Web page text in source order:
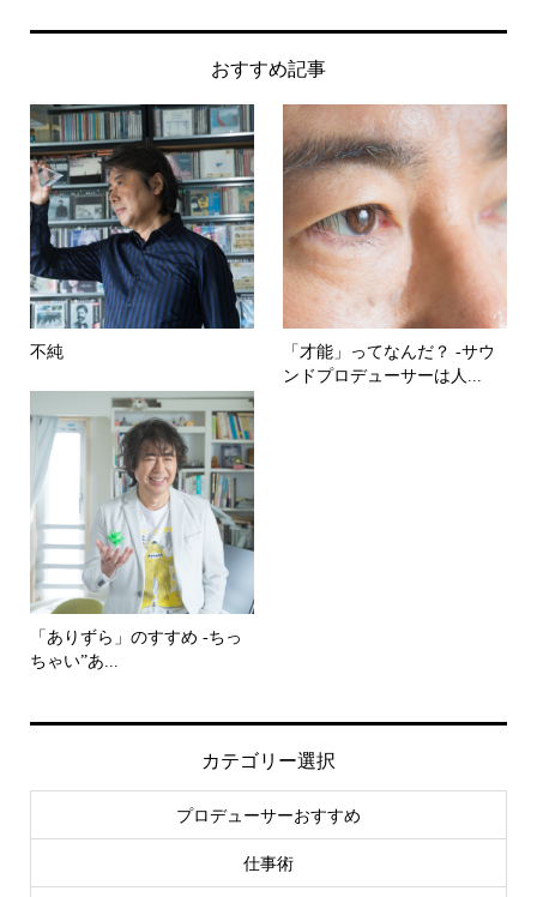
おすすめ記事
不純
「才能」ってなんだ？ -サウ
ンドプロデューサーは人...
「ありずら」のすすめ -ちっ
ちゃい”あ...
カテゴリー選択
プロデューサーおすすめ
仕事術